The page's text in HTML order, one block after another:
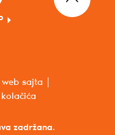
zadržana.
sajta